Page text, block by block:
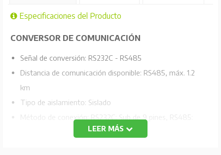
Especificaciones del Producto
CONVERSOR DE COMUNICACIÓN
Señal de conversión: RS232C - RS485
Distancia de comunicación disponible: RS485, máx. 1.2
km
Tipo de aislamiento: Sislado
Método de conexión: RS232C: Sub de 9 pines, RS485:
Terminal de tornillo de 4 hilos.
LEER MÁS